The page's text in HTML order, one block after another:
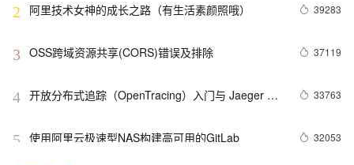
2 阿里技术女神的成长之路（有生活素颜照哦） 39283
3 OSS跨域资源共享(CORS)错误及排除 37119
4 开放分布式追踪（OpenTracing）入门与 Jaeger 实
33763
5 使用阿里云极速型NAS构建高可用的GitLab 32053